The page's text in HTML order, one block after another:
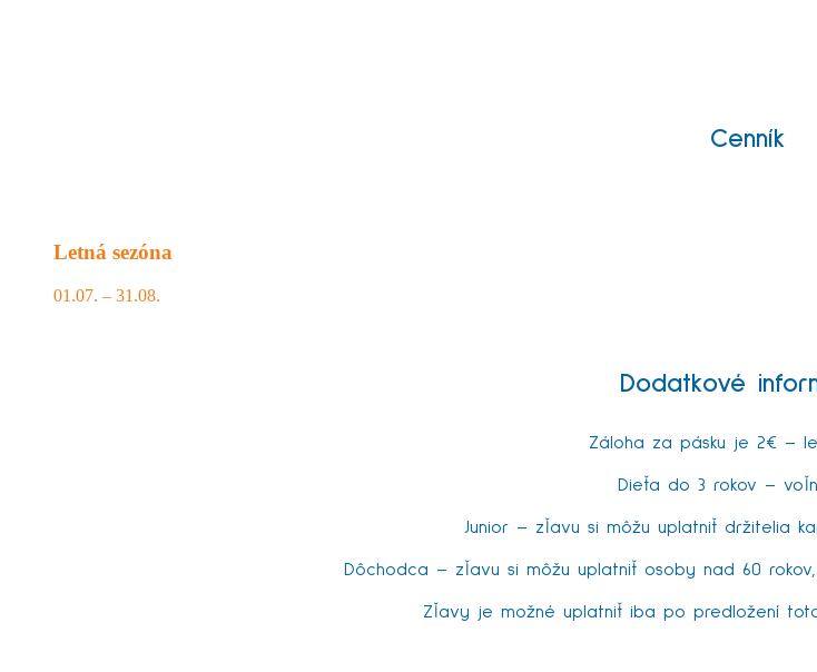
Cenník
Letná sezóna
01.07. – 31.08.
Dodatkové
Záloha za pásku je 2€ –
Dieťa do 3 rokov –
Junior – zľavu si môžu uplatniť držitelia
Dôchodca – zľavu si môžu uplatniť osoby nad 60
Zľavy je možné uplatniť iba po predložení